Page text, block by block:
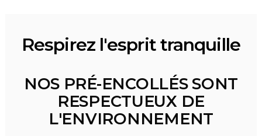
Respirez l'esprit tranquille
NOS PRÉ-ENCOLLÉS SONT
RESPECTUEUX DE
L'ENVIRONNEMENT